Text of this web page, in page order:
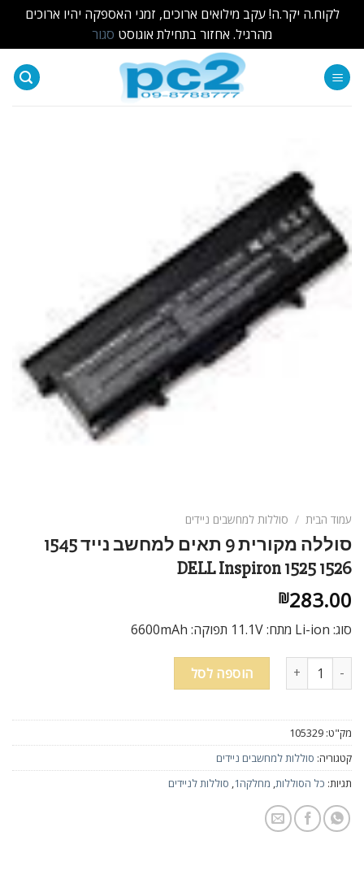
לקוח.ה יקר.ה! עקב מילואים ארוכים, זמני האספקה יהיו ארוכים
מהרגיל. אחזור בתחילת אוגוסט סגור
עמוד הבית / סוללות למחשבים ניידים
סוללה מקורית 9 תאים למחשב נייד 1545
DELL Inspiron 1525 1526
₪283.00
סוג: Li-ion מתח: 11.1V תפוקה: 6600mAh
כמות של סוללה מקורית 9 תאים למחשב נייד 1545 DELL Inspiron 1525 1526הוספה לסל
מק"ט: 105329
קטגוריה: סוללות למחשבים ניידים
תגיות: כל הסוללות מחלקה1 סוללות לניידים